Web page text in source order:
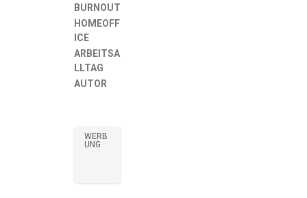
BURNOUT
HOMEOFF
ICE
ARBEITSA
LLTAG
AUTOR
WERB
UNG